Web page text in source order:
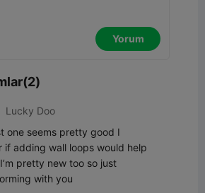
Yorum
Lucky Doo
one seems pretty good I
if adding wall loops would help
pretty new too so just
with you